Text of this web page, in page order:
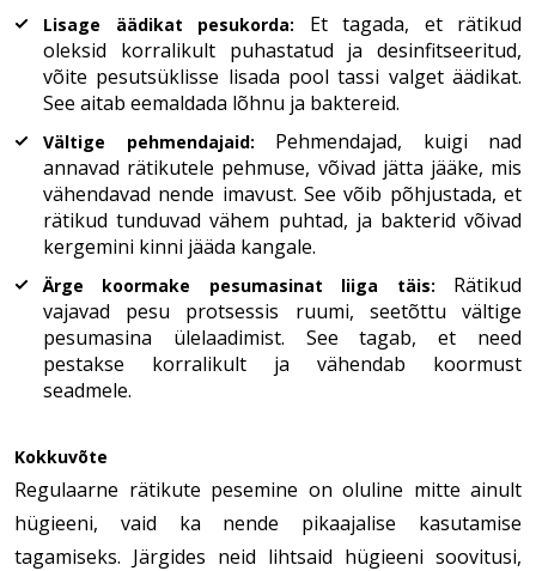
Lisage äädikat pesukorda:
Et tagada, et rätikud
oleksid korralikult puhastatud ja desinfitseeritud,
võite pesutsüklisse lisada pool tassi valget äädikat.
See aitab eemaldada lõhnu ja baktereid.
Vältige pehmendajaid:
Pehmendajad, kuigi nad
annavad rätikutele pehmuse, võivad jätta jääke, mis
vähendavad nende imavust. See võib põhjustada, et
rätikud tunduvad vähem puhtad, ja bakterid võivad
kergemini kinni jääda kangale.
Ärge koormake pesumasinat liiga täis:
Rätikud
vajavad pesu protsessis ruumi, seetõttu vältige
pesumasina ülelaadimist. See tagab, et need
pestakse korralikult ja vähendab koormust
seadmele.
Kokkuvõte
Regulaarne rätikute pesemine on oluline mitte ainult
hügieeni, vaid ka nende pikaajalise kasutamise
tagamiseks. Järgides neid lihtsaid hügieeni soovitusi,